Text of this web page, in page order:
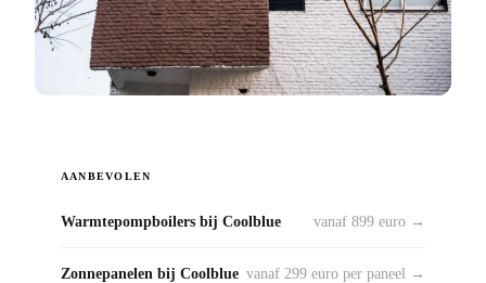
AANBEVOLEN
Warmtepompboilers bij Coolblue vanaf 899 euro →
Zonnepanelen bij Coolblue vanaf 299 euro per paneel →